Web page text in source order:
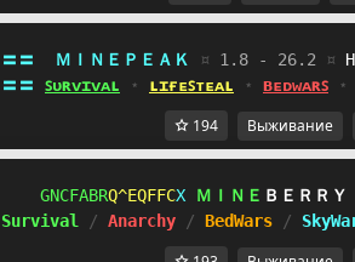
〓〓 ＭＩＮＥＰＥＡＫ ¤ 1.8 - 26.2 ¤
〓〓 ꜱᴜʀᴠɪᴠᴀʟ ⋆ ʟɪғᴇꜱᴛᴇᴀʟ ⋆ ʙᴇᴅᴡᴀʀꜱ ⋆
194 Выживание
YXETZ^RVOM^VPVP ＭＩＮＥ ＢＥＲＲＹ
Survival
/ Anarchy / BedWars /